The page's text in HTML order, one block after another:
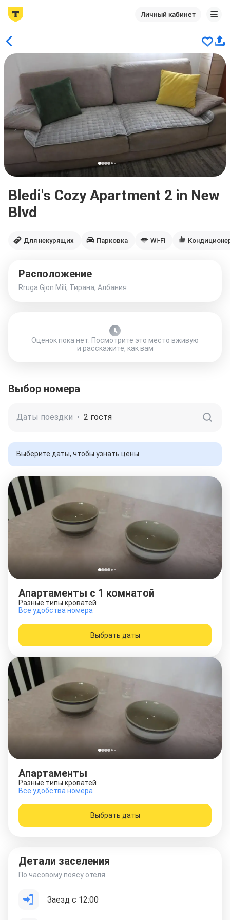
Личный кабинет
Bledi's Cozy Apartment 2 in New
Blvd
Для некурящих Парковка Wi-Fi
Расположение
Rruga Gjon Mili, Тирана, Албания
Оценок пока нет. Посмотрите это место вживую
и расскажите, как вам
Выбор номера
Даты поездки • 2 гостя
Выберите даты, чтобы узнать цены
Апартаменты c 1 комнатой
Разные типы кроватей
Все удобства номера
Выбрать даты
Апартаменты
Разные типы кроватей
Все удобства номера
Выбрать даты
Детали заселения
По часовому поясу отеля
Заезд с 12:00